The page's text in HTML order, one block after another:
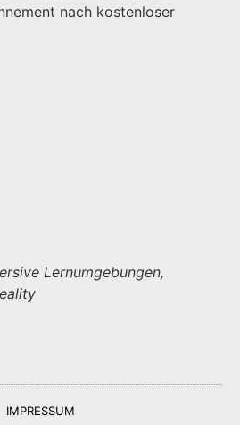
nach kostenloser
Lernumgebungen,
IMPRESSUM